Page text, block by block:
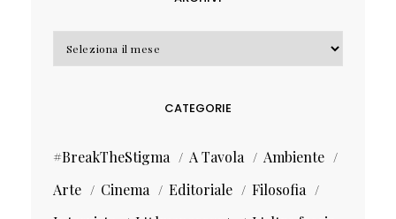
CATEGORIE
#BreakTheStigma A Tavola
Ambiente
Arte
Cinema Editoriale
Filosofia